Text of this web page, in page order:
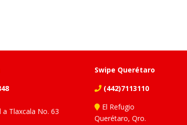
Tlaxcala No. 63
Swipe Querétaro
(442)7113110
El Refugio
Querétaro, Qro.